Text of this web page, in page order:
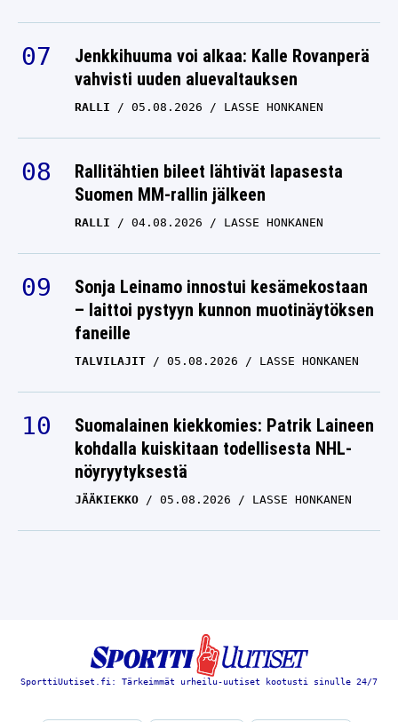
Jenkkihuuma voi alkaa: Kalle Rovanperä
vahvisti uuden aluevaltauksen
RALLI 05.08.2026 LASSE HONKANEN
Rallitähtien bileet lähtivät lapasesta
Suomen MM-rallin jälkeen
RALLI 04.08.2026 LASSE HONKANEN
Sonja Leinamo innostui kesämekostaan
– laittoi pystyyn kunnon muotinäytöksen
faneille
TALVILAJIT 05.08.2026 LASSE HONKANEN
Suomalainen kiekkomies: Patrik Laineen
kohdalla kuiskitaan todellisesta NHL-
nöyryytyksestä
JÄÄKIEKKO 05.08.2026 LASSE HONKANEN
SporttiUutiset.fi: Tärkeimmät urheilu-uutiset kootusti sinulle 24/7